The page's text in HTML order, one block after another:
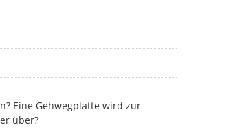
Eine Gehwegplatte wird zur
über?